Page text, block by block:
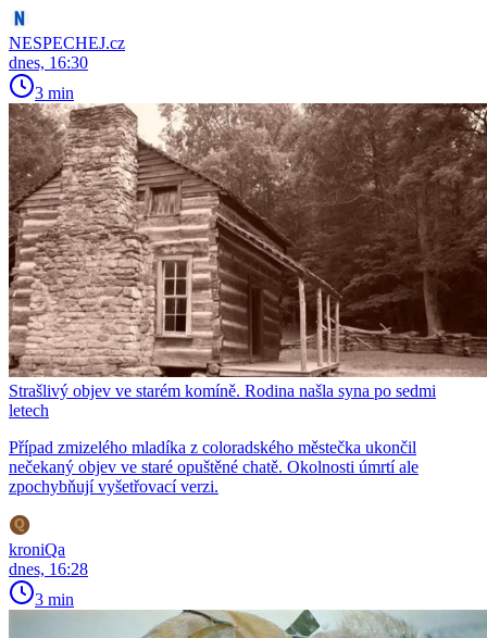
NESPECHEJ.cz
dnes, 16:30
3 min
Strašlivý objev ve starém komíně. Rodina našla syna po sedmi
letech
Případ zmizelého mladíka z coloradského městečka ukončil
nečekaný objev ve staré opuštěné chatě. Okolnosti úmrtí ale
zpochybňují vyšetřovací verzi.
kroniQa
dnes, 16:28
3 min